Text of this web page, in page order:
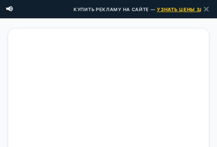
📢 КУПИТЬ РЕКЛАМУ НА САЙТЕ — УЗНАТЬ ЦЕНЫ ЗДЕСЬ →
✕